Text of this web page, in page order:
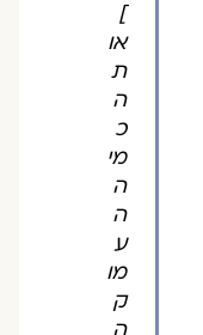
או
ת
ה
כ
מי
ה
ה
ע
מו
ק
ה